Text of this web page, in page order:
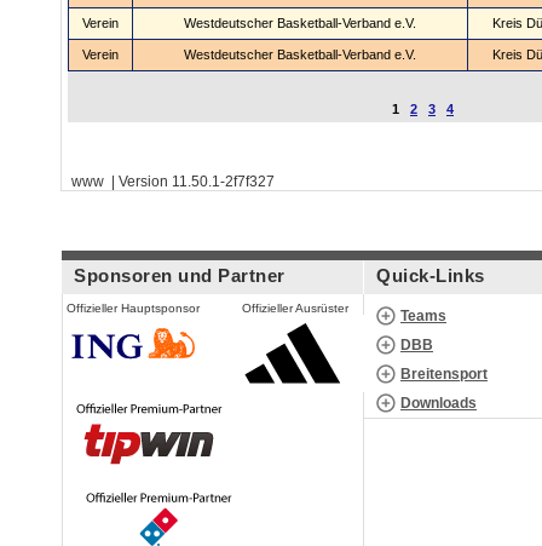
Verein Westdeutscher Basketball-Verband e.V. Kreis
Verein Westdeutscher Basketball-Verband e.V. Kreis
1 2 3 4
www | Version 11.50.1-2f7f327
Sponsoren und Partner
Offizieller Hauptsponsor Offizieller Ausrüster
Quick-Links
Teams
DBB
Breitensport
Downloads